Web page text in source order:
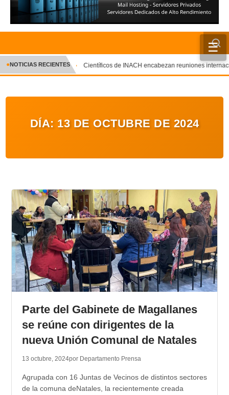
☰
INICIO
CRÓNICA
ENTRETENIMIENTO Y CULTURA
AUDIOS
VIDEOS
GALERIA DE FOTOS
APP MÓVIL
NOTICIAS RECIENTES Científicos de INACH encabezan reuniones
DÍA: 13 DE OCTUBRE DE 2024
Parte del Gabinete de Magallanes
se reúne con dirigentes de la
nueva Unión Comunal de Natales
13 octubre, 2024por Departamento Prensa
Agrupada con 16 Juntas de Vecinos de distintos sectores
de la comuna deNatales, la recientemente creada